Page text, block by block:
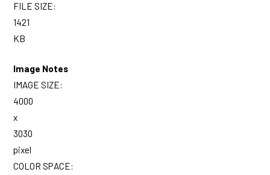
FILE SIZE:
1421
KB
Image Notes
IMAGE SIZE:
4000
x
3030
pixel
COLOR SPACE: